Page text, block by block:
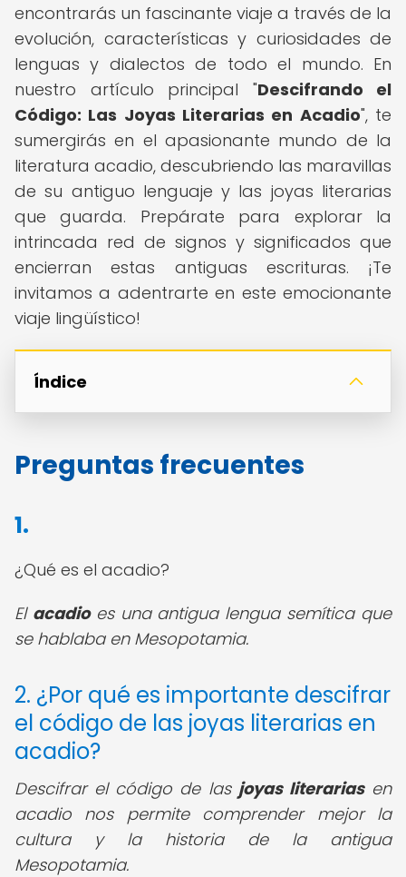
encontrarás un fascinante viaje a través de la
evolución, características y curiosidades de
lenguas y dialectos de todo el mundo. En
nuestro artículo principal "Descifrando el
Código: Las Joyas Literarias en Acadio", te
sumergirás en el apasionante mundo de la
literatura acadio, descubriendo las maravillas
de su antiguo lenguaje y las joyas literarias
que guarda. Prepárate para explorar la
intrincada red de signos y significados que
encierran estas antiguas escrituras. ¡Te
invitamos a adentrarte en este emocionante
viaje lingüístico!
Índice
Preguntas frecuentes
1.
¿Qué es el acadio?
El acadioes una antigua lengua semítica que
se hablaba en Mesopotamia.
2. ¿Por qué es importante descifrar
el código de las joyas literarias en
acadio?
Descifrar el código de las joyas literariasen
acadio nos permite comprender mejor la
cultura y la historia de la antigua
Mesopotamia.